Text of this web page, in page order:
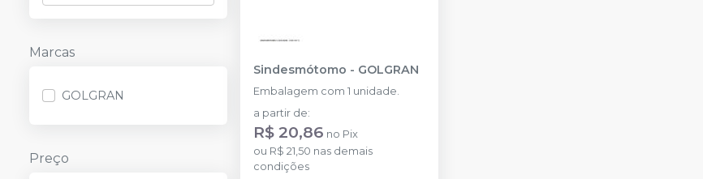
Marcas
GOLGRAN
Preço
Sindesmótomo - GOLGRAN
Embalagem com 1 unidade.
a partir de:
R$ 20,86 no Pix
ou R$ 21,50 nas demais
condições